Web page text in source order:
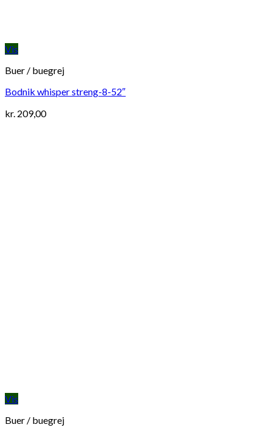
Vis
Buer / buegrej
Bodnik whisper streng-8-52″
kr. 209,00
Vis
Buer / buegrej